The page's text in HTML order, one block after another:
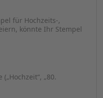
Ihren
für Ihr Unternehmen,
beinhalten: